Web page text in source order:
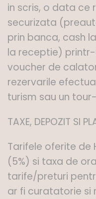
in scris, o data ce
securizata
prin banca, cash
la receptie)
voucher de
rezervarile
turism sau un
TAXE, DEPOZIT SI
Tarifele oferite de
(5%) si taxa de
tarife/preturi
ar fi curatatorie si